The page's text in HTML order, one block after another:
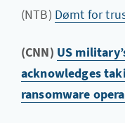
(NTB) Dømt for
(CNN) US
acknowledges
ransomware